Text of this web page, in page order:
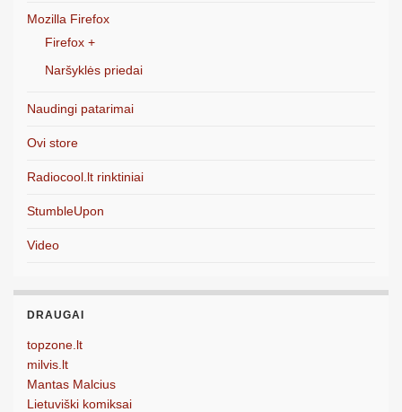
Mozilla Firefox
Firefox +
Naršyklės priedai
Naudingi patarimai
Ovi store
Radiocool.lt rinktiniai
StumbleUpon
Video
DRAUGAI
topzone.lt
milvis.lt
Mantas Malcius
Lietuviški komiksai